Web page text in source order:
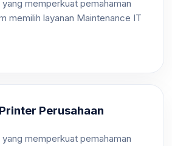
memperkuat pemahaman
memilih layanan Maintenance IT
Perusahaan
memperkuat pemahaman